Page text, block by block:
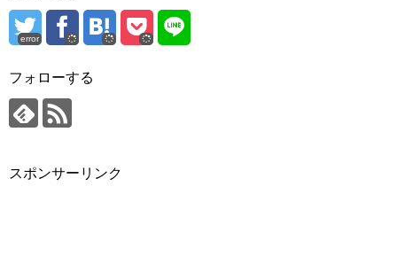
error
フォローする
スポンサーリンク